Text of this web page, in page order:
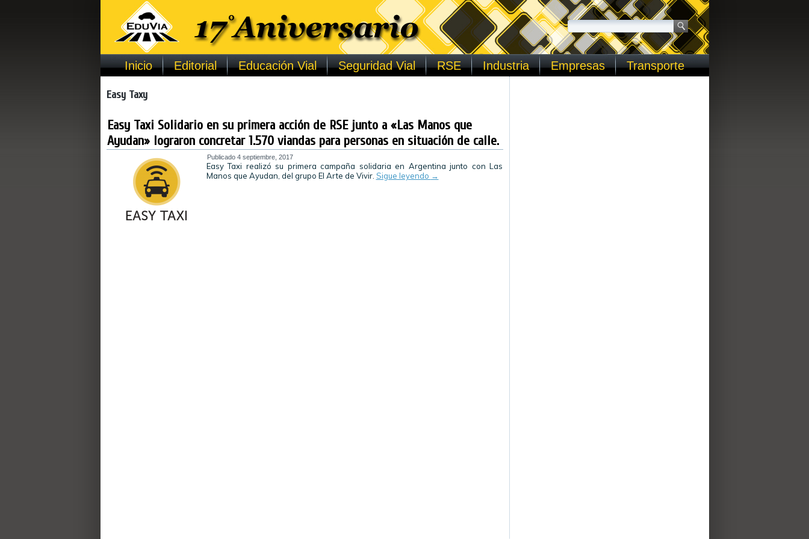
Inicio Editorial Educación Vial Seguridad Vial RSE Industria Empresas Transporte
Easy Taxy
Easy Taxi Solidario en su primera acción de RSE junto a «Las Manos que
Ayudan» lograron concretar 1.570 viandas para personas en situación de calle.
Publicado 4 septiembre, 2017
Easy Taxi realizó su primera campaña solidaria en Argentina junto con Las
Manos que Ayudan, del grupo El Arte de Vivir. Sigue leyendo →